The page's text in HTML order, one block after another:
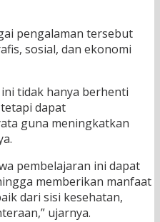
pengalaman tersebut
sosial, dan ekonomi
tidak hanya berhenti
dapat
guna meningkatkan
pembelajaran ini dapat
memberikan manfaat
dari sisi kesehatan,
ujarnya.